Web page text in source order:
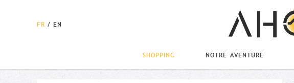
FR /EN
SHOPPING NOTRE AVENTURE